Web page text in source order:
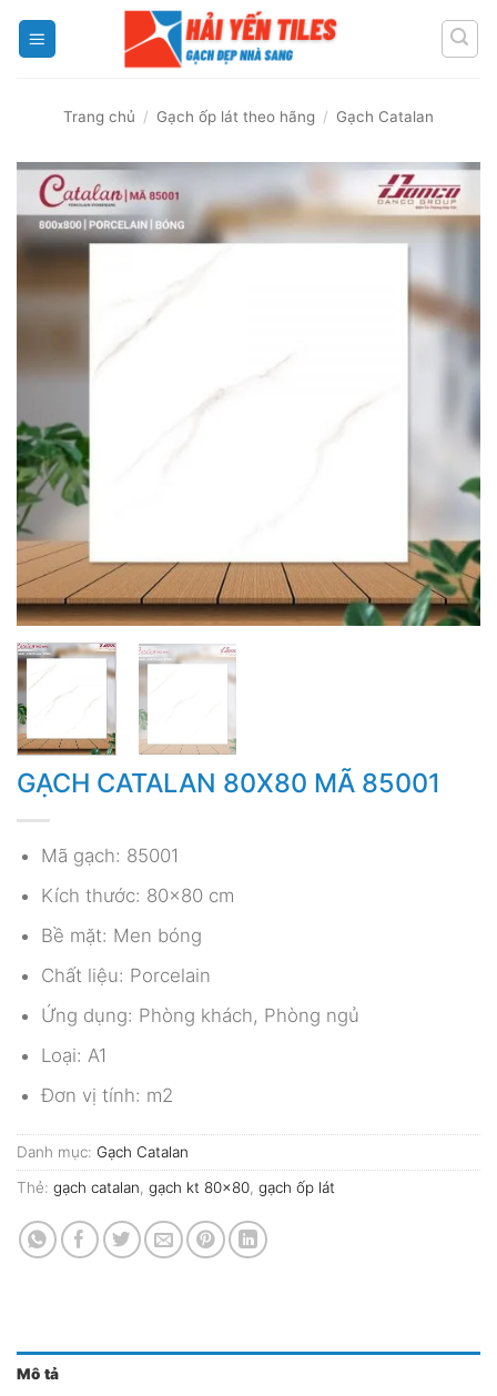
Trang chủ / Gạch ốp lát theo hãng / Gạch Catalan
GẠCH CATALAN 80X80 MÃ 85001
Mã gạch: 85001
Kích thước: 80×80 cm
Bề mặt: Men bóng
Chất liệu: Porcelain
Ứng dụng: Phòng khách, Phòng ngủ
Loại: A1
Đơn vị tính: m2
Danh mục: Gạch Catalan
Thẻ: gạch catalan, gạch kt 80x80, gạch ốp lát
Mô tả